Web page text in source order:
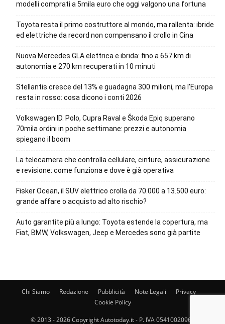
modelli comprati a 5mila euro che oggi valgono una fortuna
Toyota resta il primo costruttore al mondo, ma rallenta: ibride
ed elettriche da record non compensano il crollo in Cina
Nuova Mercedes GLA elettrica e ibrida: fino a 657 km di
autonomia e 270 km recuperati in 10 minuti
Stellantis cresce del 13% e guadagna 300 milioni, ma l’Europa
resta in rosso: cosa dicono i conti 2026
Volkswagen ID. Polo, Cupra Raval e Škoda Epiq superano
70mila ordini in poche settimane: prezzi e autonomia
spiegano il boom
La telecamera che controlla cellulare, cinture, assicurazione
e revisione: come funziona e dove è già operativa
Fisker Ocean, il SUV elettrico crolla da 70.000 a 13.500 euro:
grande affare o acquisto ad alto rischio?
Auto garantite più a lungo: Toyota estende la copertura, ma
Fiat, BMW, Volkswagen, Jeep e Mercedes sono già partite
Chi Siamo Redazione Pubblicità Note Legali
Privacy
Cookie Policy
© 2013 - 2026 Copyright Autotoday.it - P. IVA 05410020969